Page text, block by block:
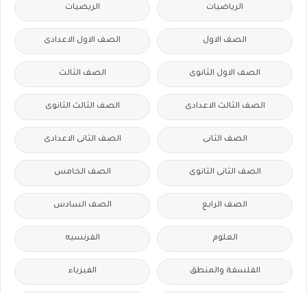
الرياضيات الريضيات
الصف الاول الصف الاول الاعدادى
الصف الاول الثانوى الصف الثالث
الصف الثالث الاعدادى الصف الثالث الثانوى
الصف الثانى الصف الثانى الاعدادى
الصف الثانى الثانوى الصف الخامس
الصف الرابع الصف السادس
العلوم الفرنسيه
الفلسفة والمنطق الفيزياء